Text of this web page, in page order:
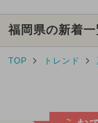
福岡県の新着
TOP トレンド